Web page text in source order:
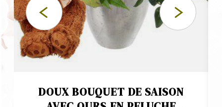
DOUX BOUQUET DE SAISON